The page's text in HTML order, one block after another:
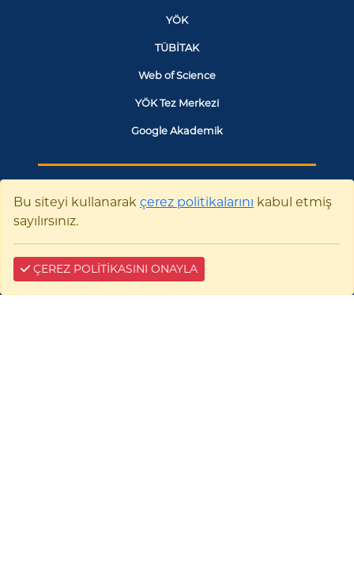
YÖK
TÜBİTAK
Web of Science
YÖK Tez Merkezi
Google Akademik
SANTRAL
0228 214 11 11
BİZE YAZIN
Bu siteyi kullanarak çerez politikalarını kabul etmiş
sayılırsınız.
ÇEREZ POLİTİKASINI ONAYLA